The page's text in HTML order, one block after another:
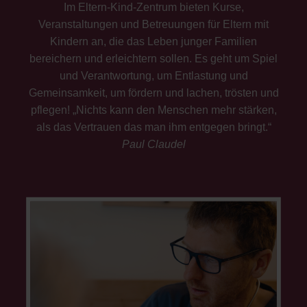
Im Eltern-Kind-Zentrum bieten Kurse,
Veranstaltungen und Betreuungen für Eltern mit
Kindern an, die das Leben junger Familien
bereichern und erleichtern sollen. Es geht um Spiel
und Verantwortung, um Entlastung und
Gemeinsamkeit, um fördern und lachen, trösten und
pflegen! „Nichts kann den Menschen mehr stärken,
als das Vertrauen das man ihm entgegen bringt.“
Paul Claudel